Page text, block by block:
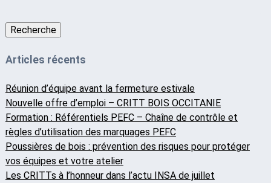
Recherche
Articles récents
Réunion d’équipe avant la fermeture estivale
Nouvelle offre d’emploi – CRITT BOIS OCCITANIE
Formation : Référentiels PEFC – Chaîne de contrôle et
règles d’utilisation des marquages PEFC
Poussières de bois : prévention des risques pour protéger
vos équipes et votre atelier
Les CRITTs à l’honneur dans l’actu INSA de juillet